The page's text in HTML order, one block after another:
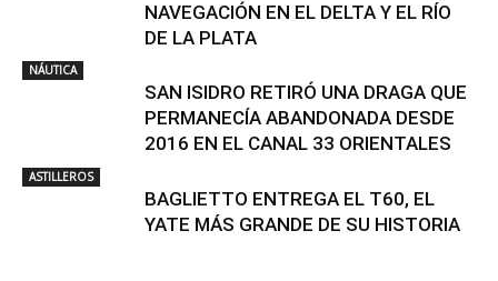
NAVEGACIÓN EN EL DELTA Y EL RÍO
DE LA PLATA
NÁUTICA
SAN ISIDRO RETIRÓ UNA DRAGA QUE
PERMANECÍA ABANDONADA DESDE
2016 EN EL CANAL 33 ORIENTALES
ASTILLEROS
BAGLIETTO ENTREGA EL T60, EL
YATE MÁS GRANDE DE SU HISTORIA